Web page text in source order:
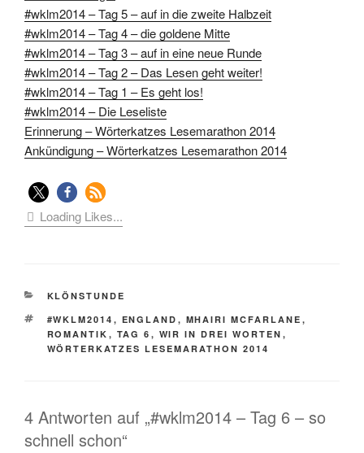
#wklm2014 – Tag 5 – auf in die zweite Halbzeit
#wklm2014 – Tag 4 – die goldene Mitte
#wklm2014 – Tag 3 – auf in eine neue Runde
#wklm2014 – Tag 2 – Das Lesen geht weiter!
#wklm2014 – Tag 1 – Es geht los!
#wklm2014 – Die Leseliste
Erinnerung – Wörterkatzes Lesemarathon 2014
Ankündigung – Wörterkatzes Lesemarathon 2014
Loading Likes...
KATEGORIEN
KLÖNSTUNDE
SCHLAGWÖRTER
#WKLM2014 , ENGLAND , MHAIRI MCFARLANE ,
ROMANTIK , TAG 6 , WIR IN DREI WORTEN ,
WÖRTERKATZES LESEMARATHON 2014
4 Antworten auf „#wklm2014 – Tag 6 – so
schnell schon“